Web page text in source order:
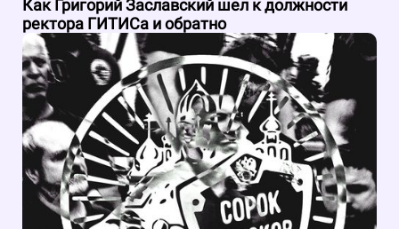
Как Григорий Заславский шел к должности
ректора ГИТИСа и обратно